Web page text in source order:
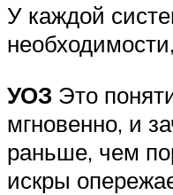
У каждой
УОЗ Это
мгновенно, и
раньше, чем
искры